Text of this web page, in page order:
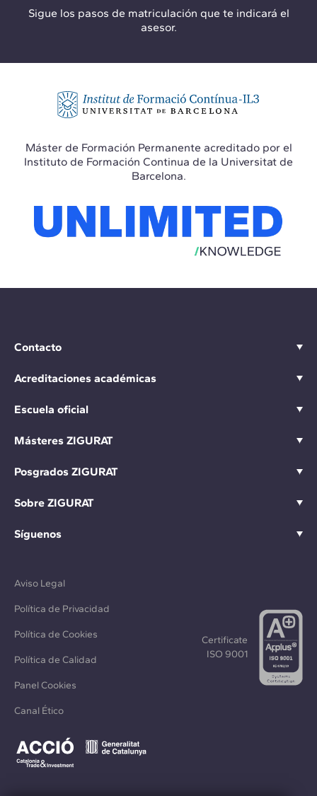
Sigue los pasos de matriculación que te indicará el
asesor.
Máster de Formación Permanente acreditado por el
Instituto de Formación Continua de la Universitat de
Barcelona.
Contacto
Acreditaciones académicas
Escuela oficial
Másteres ZIGURAT
Posgrados ZIGURAT
Sobre ZIGURAT
Síguenos
Aviso Legal
Política de Privacidad
Política de Cookies
Política de Calidad
Panel Cookies
Canal Ético
Certificate
ISO 9001